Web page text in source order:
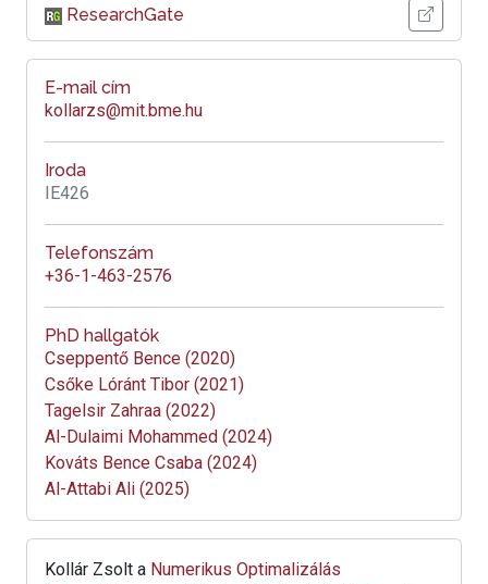
ResearchGate
E-mail cím
kollarzs@mit.bme.hu
Iroda
IE426
Telefonszám
+36-1-463-2576
PhD hallgatók
Cseppentő Bence (2020)
Csőke Lóránt Tibor (2021)
Tagelsir Zahraa (2022)
Al-Dulaimi Mohammed (2024)
Kováts Bence Csaba (2024)
Al-Attabi Ali (2025)
Kollár Zsolt a Numerikus Optimalizálás